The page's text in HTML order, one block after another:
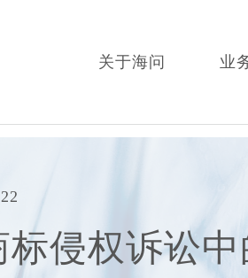
关于海问 业
标侵权诉讼